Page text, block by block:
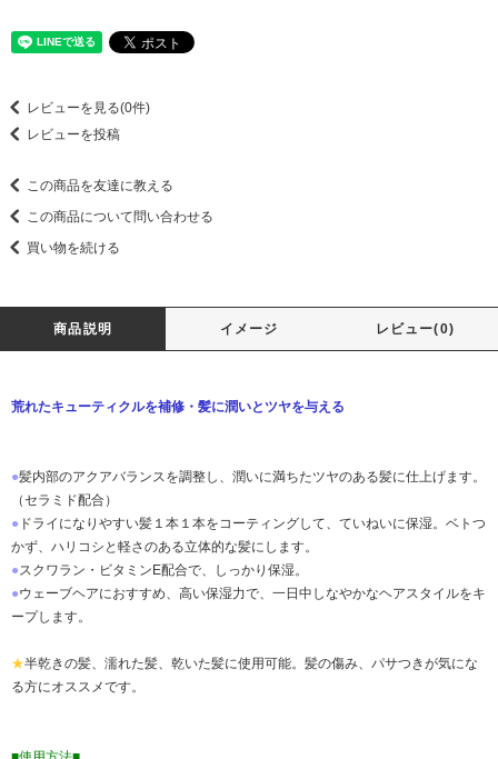
レビューを見る(0件)
レビューを投稿
この商品を友達に教える
この商品について問い合わせる
買い物を続ける
商品説明 イメージ レビュー(0)
荒れたキューティクルを補修・髪に潤いとツヤを与える
●髪内部のアクアバランスを調整し、潤いに満ちたツヤのある髪に仕上げます。
（セラミド配合）
● ドライになりやすい髪１本１本をコーティングして、ていねいに保湿。ベトつ
かず、ハリコシと軽さのある立体的な髪にします。
●スクワラン・ビタミンE配合で、しっかり保湿。
●ウェーブヘアにおすすめ、高い保湿力で、一日中しなやかなヘアスタイルをキ
ープします。
★半乾きの髪、濡れた髪、乾いた髪に使用可能。髪の傷み、パサつきが気にな
る方にオススメです。